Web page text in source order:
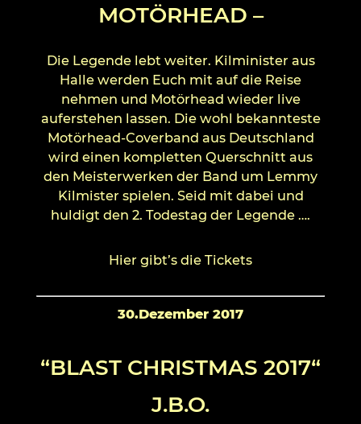
MOTÖRHEAD –
Die Legende lebt weiter. Kilminister aus
Halle werden Euch mit auf die Reise
nehmen und Motörhead wieder live
auferstehen lassen. Die wohl bekannteste
Motörhead-Coverband aus Deutschland
wird einen kompletten Querschnitt aus
den Meisterwerken der Band um Lemmy
Kilmister spielen. Seid mit dabei und
huldigt den 2. Todestag der Legende ….
Hier gibt’s die Tickets
30.Dezember 2017
“BLAST CHRISTMAS 2017“
J.B.O.